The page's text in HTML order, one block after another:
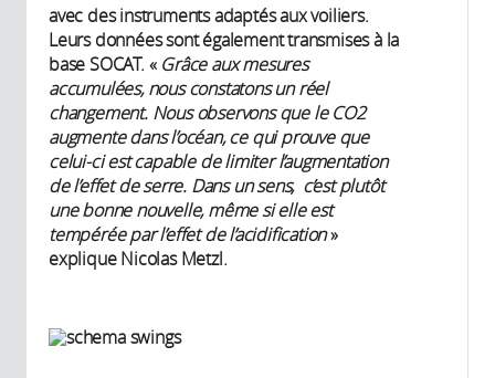
avec des instruments adaptés aux voiliers.
Leurs données sont également transmises à la
base SOCAT. « Grâce aux mesures
accumulées, nous constatons un réel
changement. Nous observons que le CO2
augmente dans l’océan, ce qui prouve que
celui-ci est capable de limiter l’augmentation
de l’effet de serre. Dans un sens, c’est plutôt
une bonne nouvelle, même si elle est
tempérée par l’effet de l’acidification»
explique Nicolas Metzl.